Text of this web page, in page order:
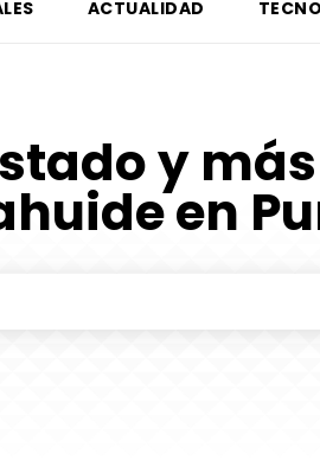
ACTUALIDAD
y
en